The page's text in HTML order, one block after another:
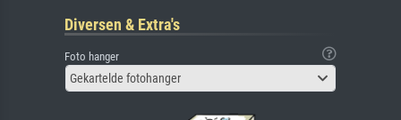
Diversen & Extra's
Foto hanger
Gekartelde fotohanger